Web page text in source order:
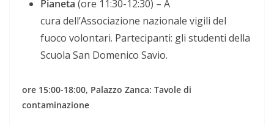
Pianeta (ore 11:30-12:30) – A
cura dell’Associazione nazionale vigili del
fuoco volontari. Partecipanti: gli studenti della
Scuola San Domenico Savio.
ore 15:00-18:00, Palazzo Zanca: Tavole di
contaminazione